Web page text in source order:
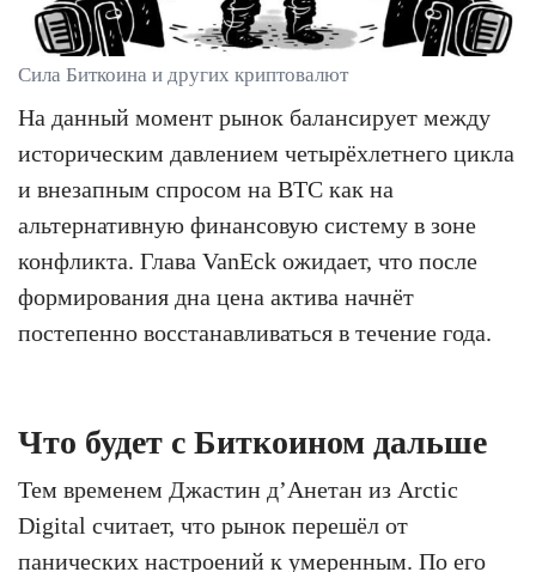
Сила Биткоина и других криптовалют
На данный момент рынок балансирует между
историческим давлением четырёхлетнего цикла
и внезапным спросом на BTC как на
альтернативную финансовую систему в зоне
конфликта. Глава VanEck ожидает, что после
формирования дна цена актива начнёт
постепенно восстанавливаться в течение года.
Что будет с Биткоином дальше
Тем временем Джастин д’Анетан из Arctic
Digital считает, что рынок перешёл от
панических настроений к умеренным. По его